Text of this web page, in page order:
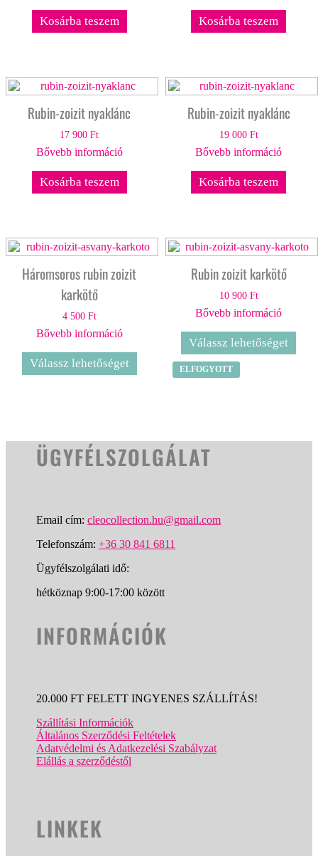
Kosárba teszem Kosárba teszem
Rubin-zoizit nyaklánc
17 900Ft
Bővebb információ
Kosárba teszem
Rubin-zoizit nyaklánc
19 000 Ft
Bővebb információ
Kosárba teszem
Háromsoros rubin zoizit
karkötő
4 500 Ft
Bővebb információ
Válassz lehetőséget ELFOGYOTT
Rubin zoizit karkötő
10 900 Ft
Bővebb információ
Válassz lehetőséget
ÜGYFÉLSZOLGÁLAT
Email cím:cleocollection.hu@gmail.com
Telefonszám:+36 30 841 6811
Ügyfélszolgálati idő:
hétköznap 9:00-17:00 között
INFORMÁCIÓK
20.000 FT FELETT INGYENES SZÁLLÍTÁS!
Szállítási Információk
Általános Szerződési Feltételek
Adatvédelmi és Adatkezelési Szabályzat
Elállás a szerződéstől
LINKEK